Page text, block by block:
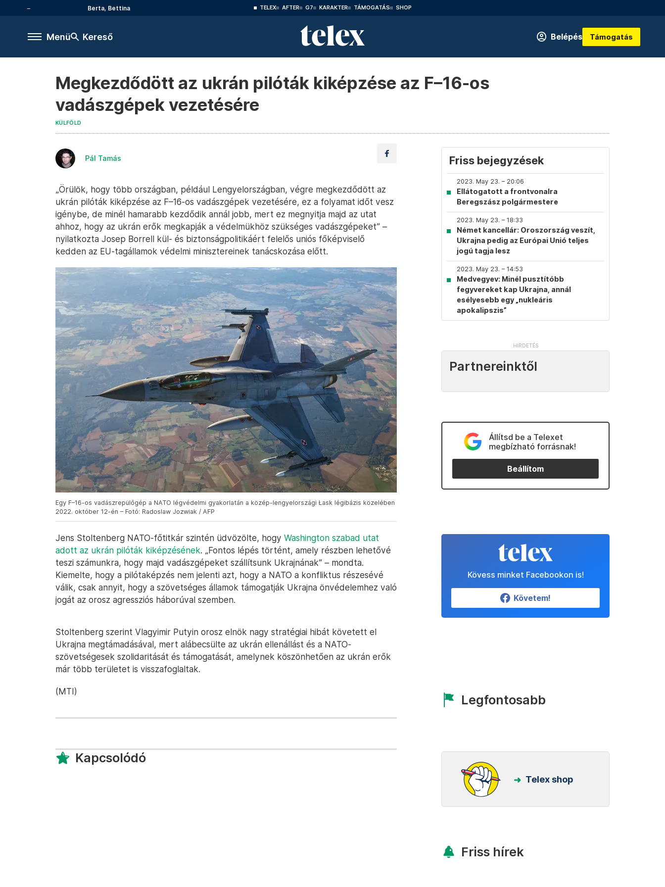
Berta, Bettina TELEX AFTER G7 KARAKTER TÁMOGATÁS SHOP
Menü Kereső Belépés Támogatás
Megkezdődött az ukrán pilóták kiképzése az F–16-os
vadászgépek vezetésére
KÜLFÖLD
Pál Tamás
„Örülök, hogy több országban, például Lengyelországban, végre megkezdődött az
ukrán pilóták kiképzése az F–16-os vadászgépek vezetésére, ez a folyamat időt vesz
igénybe, de minél hamarabb kezdődik annál jobb, mert ez megnyitja majd az utat
ahhoz, hogy az ukrán erők megkapják a védelmükhöz szükséges vadászgépeket” –
nyilatkozta Josep Borrell kül- és biztonságpolitikáért felelős uniós főképviselő
kedden az EU-tagállamok védelmi minisztereinek tanácskozása előtt.
Egy F–16-os vadászrepülőgép a NATO légvédelmi gyakorlatán a közép-lengyelországi Łask légibázis közelében
2022. október 12-én – Fotó: Radoslaw Jozwiak / AFP
Jens Stoltenberg NATO-főtitkár szintén üdvözölte, hogy Washington szabad utat
adott az ukrán pilóták kiképzésének. „Fontos lépés történt, amely részben lehetővé
teszi számunkra, hogy majd vadászgépeket szállítsunk Ukrajnának” – mondta.
Kiemelte, hogy a pilótaképzés nem jelenti azt, hogy a NATO a konfliktus részesévé
válik, csak annyit, hogy a szövetséges államok támogatják Ukrajna önvédelemhez való
jogát az orosz agressziós háborúval szemben.
Stoltenberg szerint Vlagyimir Putyin orosz elnök nagy stratégiai hibát követett el
Ukrajna megtámadásával, mert alábecsülte az ukrán ellenállást és a NATO-
szövetségesek szolidaritását és támogatását, amelynek köszönhetően az ukrán erők
már több területet is visszafoglaltak.
(MTI)
Kapcsolódó
Friss bejegyzések
2023. May 23. – 20:06
Ellátogatott a frontvonalra
Beregszász polgármestere
2023. May 23. – 18:33
Német kancellár: Oroszország veszít,
Ukrajna pedig az Európai Unió teljes
jogú tagja lesz
2023. May 23. – 14:53
Medvegyev: Minél pusztítóbb
fegyvereket kap Ukrajna, annál
esélyesebb egy „nukleáris
apokalipszis”
Partnereinktől
Állítsd be a Telexet
megbízható forrásnak!
Beállítom
Kövess minket Facebookon is!
Követem!
Legfontosabb
Telex shop
Friss hírek